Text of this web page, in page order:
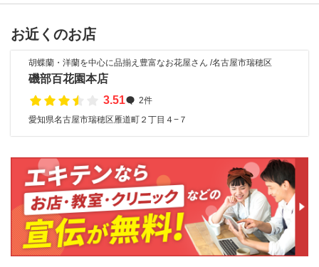
お近くのお店
胡蝶蘭・洋蘭を中心に品揃え豊富なお花屋さん /名古屋市瑞穂区
磯部百花園本店
3.51
2件
愛知県名古屋市瑞穂区雁道町２丁目４−７